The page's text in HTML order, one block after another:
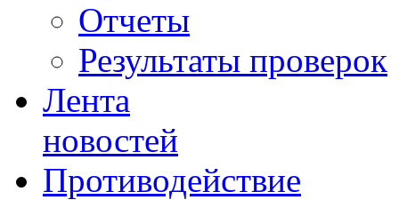
Отчеты
Результаты проверок
Лента
новостей
Противодействие